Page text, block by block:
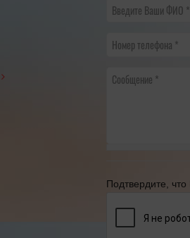
Введите Ваши
Номер телефона
Сообщение
Подтвердите,